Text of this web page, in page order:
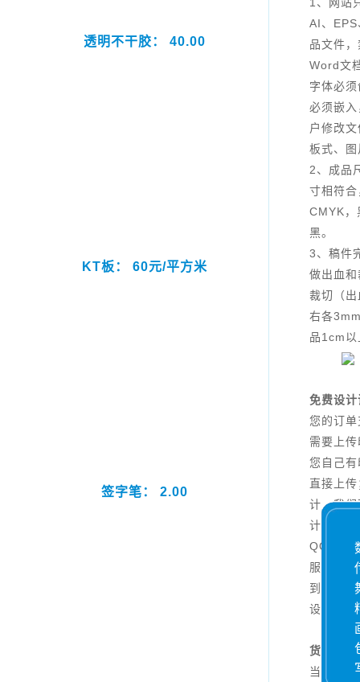
透明不干胶： 40.00
KT板： 60元/平方米
签字笔： 2.00
AI、
品文件
Word文
字体必
必须嵌
户修改
板式、
2、成品
寸相符
CMYK，
黑。
3、稿件
做出血
裁切（
右各
品1cm
免费设计
您的订
需要上
您自己
直接上
计，我
计，您
QQ：
服说明
到一定
设计。
货期说
当日18